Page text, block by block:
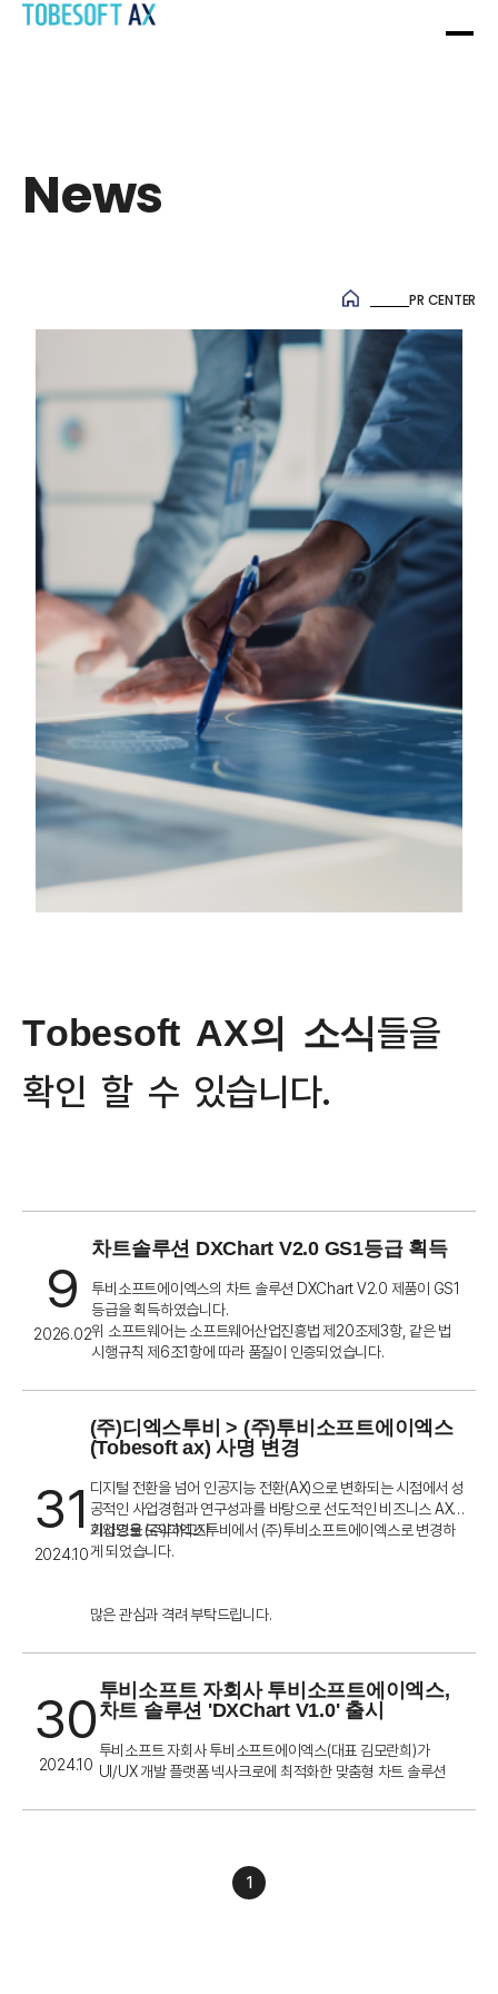
OVERVIEW
HISTORY
CEO 인사말
특허·인증
PHILOSOPHY
인재상/복리후생
오시는 길
SYSTEM SI SERVICE
WEB / APP 구축
CONVERSION SERVICE
IT OUTSOURCING
RPA PORTAL
NEWS
News
News
PR CENTER
Tobesoft AX의 소식들을
확인 할 수 있습니 다.
9
2026.02
차트솔루션 DXChart V2.0 GS1등급 획득
투비소프트에이엑스의 차트 솔루션 DXChart V2.0 제품이 GS1
등급을 획득하였습니다.
위 소프트웨어는 소프트웨어산업진흥법 제20조제3항, 같은 법
시행규칙 제6조1항에 따라 품질이 인증되었습니다.​
31
2024.10
(주)디엑스투비 > (주)투비소프트에이엑스
(Tobesoft ax) 사명 변경
디지털 전환을 넘어 인공지능 전환(AX)으로 변화되는 시점에서 성
공적인 사업경험과 연구성과를 바탕으로 선도적인 비즈니스 AX
기업으로 도약하고자
회사명을 (주)디엑스투비에서 (주)투비소프트에이엑스로 변경하
게 되었습니다.
많은 관심과 격려 부탁드립니다.
30
2024.10
투비소프트 자회사 투비소프트에이엑스,
차트 솔루션 'DXChart V1.0' 출시
투비소프트 자회사 투비소프트에이엑스(대표 김모란희)가
UI/UX 개발 플랫폼 넥사크로에 최적화한 맞춤형 차트 솔루션
차트 솔루션은 데이터나 통계를 웹브라우저에서 원하는 디자인
랫폼 넥사크로를 사용하는 개발자의 편의성을 높이기 위해 개발
1